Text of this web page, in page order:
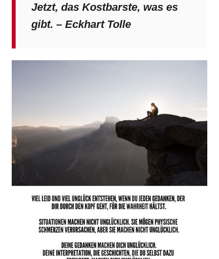
Jetzt, das Kostbarste, was es
gibt. – Eckhart Tolle